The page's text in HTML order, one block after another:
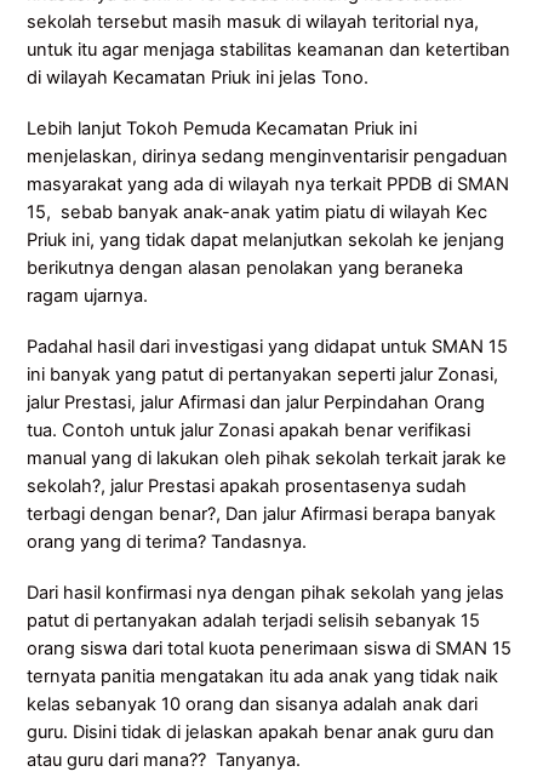
sekolah tersebut masih masuk di wilayah teritorial nya,
untuk itu agar menjaga stabilitas keamanan dan ketertiban
di wilayah Kecamatan Priuk ini jelas Tono.
Lebih lanjut Tokoh Pemuda Kecamatan Priuk ini
menjelaskan, dirinya sedang menginventarisir pengaduan
masyarakat yang ada di wilayah nya terkait PPDB di SMAN
15, sebab banyak anak-anak yatim piatu di wilayah Kec
Priuk ini, yang tidak dapat melanjutkan sekolah ke jenjang
berikutnya dengan alasan penolakan yang beraneka
ragam ujarnya.
Padahal hasil dari investigasi yang didapat untuk SMAN 15
ini banyak yang patut di pertanyakan seperti jalur Zonasi,
jalur Prestasi, jalur Afirmasi dan jalur Perpindahan Orang
tua. Contoh untuk jalur Zonasi apakah benar verifikasi
manual yang di lakukan oleh pihak sekolah terkait jarak ke
sekolah?, jalur Prestasi apakah prosentasenya sudah
terbagi dengan benar?, Dan jalur Afirmasi berapa banyak
orang yang di terima? Tandasnya.
Dari hasil konfirmasi nya dengan pihak sekolah yang jelas
patut di pertanyakan adalah terjadi selisih sebanyak 15
orang siswa dari total kuota penerimaan siswa di SMAN 15
ternyata panitia mengatakan itu ada anak yang tidak naik
kelas sebanyak 10 orang dan sisanya adalah anak dari
guru. Disini tidak di jelaskan apakah benar anak guru dan
atau guru dari mana?? Tanyanya.